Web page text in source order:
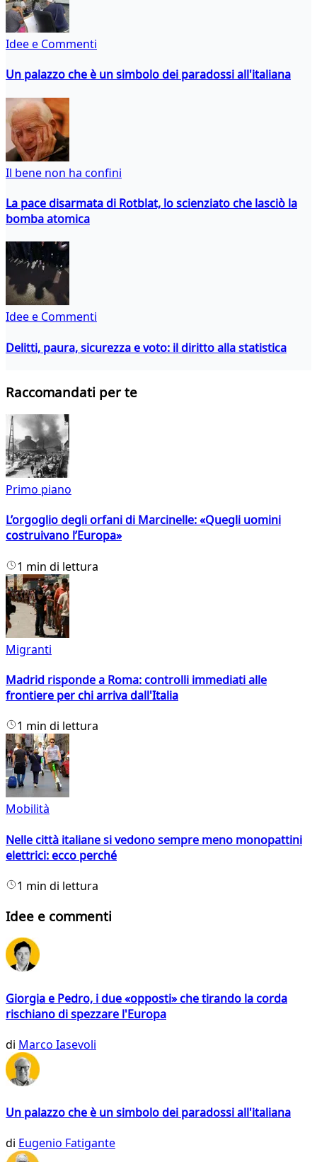
Idee e Commenti
Un palazzo che è un simbolo dei paradossi all'italiana
Il bene non ha confini
La pace disarmata di Rotblat, lo scienziato che lasciò la
bomba atomica
Idee e Commenti
Delitti, paura, sicurezza e voto: il diritto alla statistica
Raccomandati per te
Primo piano
L’orgoglio degli orfani di Marcinelle: «Quegli uomini
costruivano l’Europa»
1 min di lettura
Migranti
Madrid risponde a Roma: controlli immediati alle
frontiere per chi arriva dall'Italia
1 min di lettura
Mobilità
Nelle città italiane si vedono sempre meno monopattini
elettrici: ecco perché
1 min di lettura
Idee e commenti
Giorgia e Pedro, i due «opposti» che tirando la corda
rischiano di spezzare l'Europa
di Marco Iasevoli
Un palazzo che è un simbolo dei paradossi all'italiana
di Eugenio Fatigante